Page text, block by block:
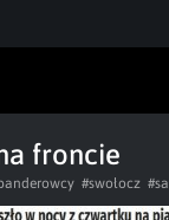
froncie
#swołocz